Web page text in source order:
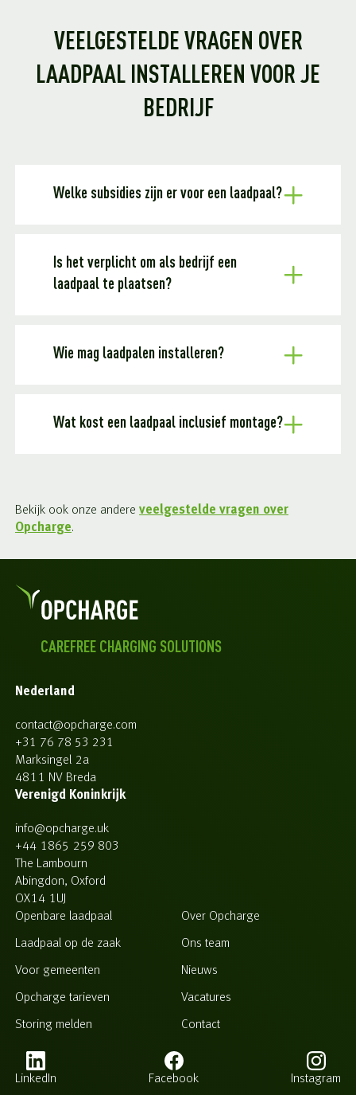
VEELGESTELDE VRAGEN OVER
LAADPAAL INSTALLEREN VOOR JE
BEDRIJF
Welke subsidies zijn er voor een laadpaal?
Is het verplicht om als bedrijf een
laadpaal te plaatsen?
Wie mag laadpalen installeren?
Wat kost een laadpaal inclusief montage?
Bekijk ook onze andere veelgestelde vragen over
Opcharge.
CAREFREE CHARGING SOLUTIONS
Nederland
contact@opcharge.com
+31 76 78 53 231
Marksingel 2a
4811 NV Breda
Verenigd Koninkrijk
info@opcharge.uk
+44 1865 259 803
The Lambourn
Abingdon, Oxford
OX14 1UJ
Openbare laadpaal
Laadpaal op de zaak
Voor gemeenten
Opcharge tarieven
Storing melden
Over Opcharge
Ons team
Nieuws
Vacatures
Contact
LinkedIn Facebook Instagram